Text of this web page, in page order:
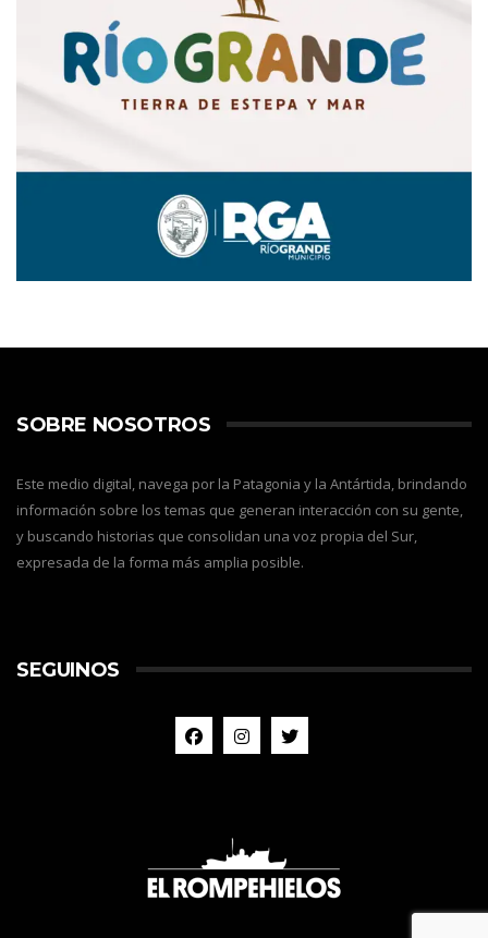
SOBRE NOSOTROS
Este medio digital, navega por la Patagonia y la Antártida, brindando
información sobre los temas que generan interacción con su gente,
y buscando historias que consolidan una voz propia del Sur,
expresada de la forma más amplia posible.
SEGUINOS